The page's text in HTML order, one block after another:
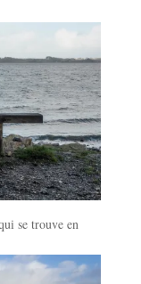
se trouve en